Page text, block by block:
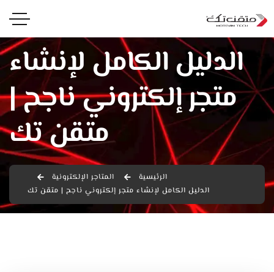
الدليل الكامل لإنشاء
متجر إلكتروني ناجح |
متقن تك
الرئيسية
المتاجر الإلكترونية
الدليل الكامل لإنشاء متجر إلكتروني ناجح | متقن تك